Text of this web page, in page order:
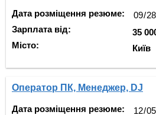
Дата розміщення резюме:
Зарплата від:
Місто:
35
Київ
Оператор ПК, Менеджер, DJ
Дата розміщення резюме: